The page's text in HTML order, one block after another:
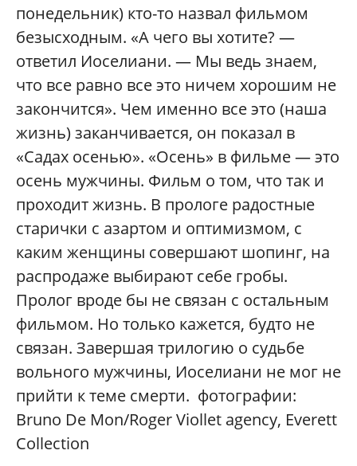
понедельник) кто-то назвал фильмом
безысходным. «А чего вы хотите? —
ответил Иоселиани. — Мы ведь знаем,
что все равно все это ничем хорошим не
закончится». Чем именно все это (наша
жизнь) заканчивается, он показал в
«Садах осенью». «Осень» в фильме — это
осень мужчины. Фильм о том, что так и
проходит жизнь. В прологе радостные
старички с азартом и оптимизмом, с
каким женщины совершают шопинг, на
распродаже выбирают себе гробы.
Пролог вроде бы не связан с остальным
фильмом. Но только кажется, будто не
связан. Завершая трилогию о судьбе
вольного мужчины, Иоселиани не мог не
прийти к теме смерти. фотографии:
Bruno De Mon/Roger Viollet agency, Everett
Collection